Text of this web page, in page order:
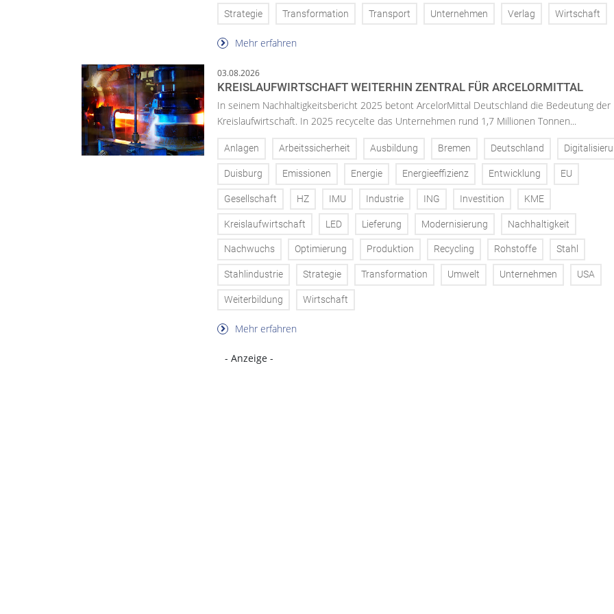
Strategie Transformation Transport Unternehmen Verlag Wirtschaft
Mehr erfahren
03.08.2026
KREISLAUFWIRTSCHAFT WEITERHIN ZENTRAL FÜR ARCELORMITTAL
In seinem Nachhaltigkeitsbericht 2025 betont ArcelorMittal Deutschland die Bedeutung der
Kreislaufwirtschaft. In 2025 recycelte das Unternehmen rund 1,7 Millionen Tonnen...
Anlagen Arbeitssicherheit Ausbildung Bremen Deutschland
Duisburg Emissionen Energie Energieeffizienz Entwicklung EU
Gesellschaft HZ IMU Industrie ING Investition KME
Kreislaufwirtschaft LED Lieferung Modernisierung Nachhaltigkeit
Nachwuchs Optimierung Produktion Recycling Rohstoffe Stahl
Stahlindustrie Strategie Transformation Umwelt Unternehmen USA
Weiterbildung Wirtschaft
Mehr erfahren
- Anzeige -